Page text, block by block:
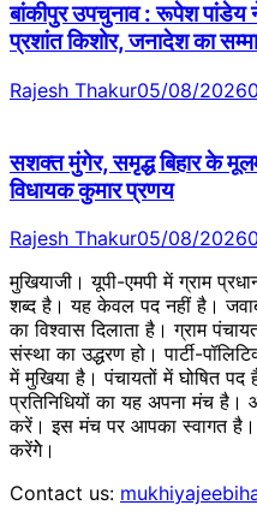
बांकीपुर उपचुनाव : रूपेश पांडेय
प्रशांत किशोर, जनादेश का
Rajesh Thakur05/08/2026
सशक्त मुंगेर, समृद्ध बिहार के
विधायक कुमार प्रणय
Rajesh Thakur05/08/2026
मुखियाजी। यूपी-एमपी में ग्राम
शब्द है। यह केवल पद नहीं है।
का विश्वास दिलाता है। ग्राम
संस्था का उद्धरण हो। पार्टी-
में मुखिया है। पंचायतों में घोषित पद
प्रतिनिधियों का यह अपना मंच है।
करें। इस मंच पर आपका स्वागत है।
करेंगेे।
Contact us: